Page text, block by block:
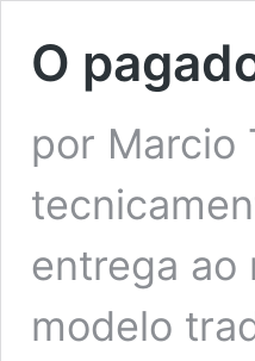
O
por Marcio
entrega ao
modelo